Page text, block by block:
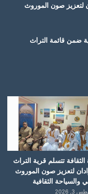
لتعزيز صون الموروث
ضمن قائمة التراث
الثقافة تتسلم قرية التراث
لتعزيز صون الموروث
والسياحة الثقافية
2026